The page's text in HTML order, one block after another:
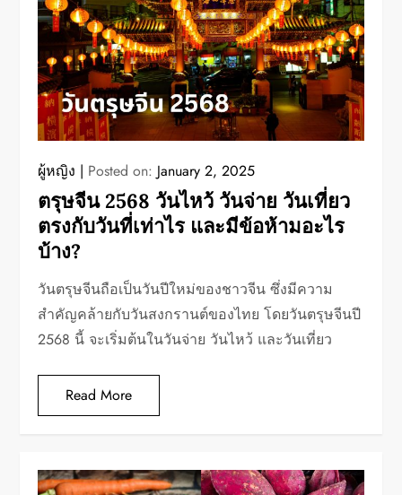
ผู้หญิง Posted on: January 2, 2025
ตรุษจีน 2568 วันไหว้ วันจ่าย วันเที่ยว
ตรงกับวันที่เท่าไร และมีข้อห้ามอะไร
บ้าง?
วันตรุษจีนถือเป็นวันปีใหม่ของชาวจีน ซึ่งมีความ
สำคัญคล้ายกับวันสงกรานต์ของไทย โดยวันตรุษจีนปี
2568 นี้ จะเริ่มต้นในวันจ่าย วันไหว้ และวันเที่ยว
Read More